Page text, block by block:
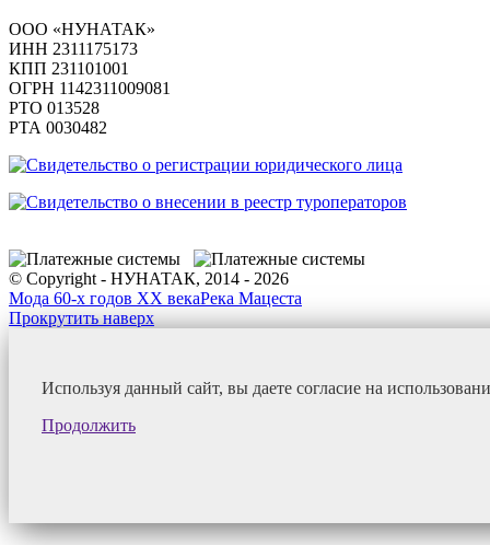
ООО «НУНАТАК»
ИНН 2311175173
КПП 231101001
ОГРН 1142311009081
PTO 013528
РТА 0030482
© Copyright - НУНАТАК, 2014 - 2026
Мода 60-х годов XX векаРека Мацеста
Прокрутить наверх
Используя данный сайт, вы даете согласие на
Продолжить